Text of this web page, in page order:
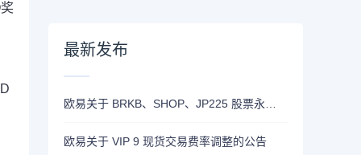
最新发布
欧易关于 VIP 9 现货交易费率调整的公告